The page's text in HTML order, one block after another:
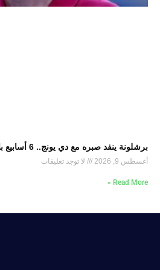
برشلونة ينفد صبره مع دي يونج.. 6 أسابيع بلا تحسن!
أغسطس 9, 2026 لا توجد تعليقات
Read More »